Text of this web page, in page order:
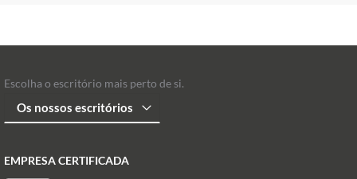
Escolha o escritório mais perto de si.
EMPRESA CERTIFICADA